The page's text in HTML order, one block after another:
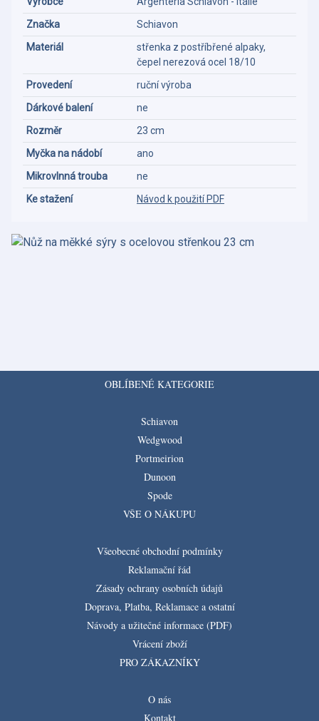
Značka
Schiavon
Materiál
střenka z postříbřené alpaky,
čepel nerezová ocel 18/10
Provedení
ruční výroba
Dárkové balení
ne
Rozměr
23 cm
Myčka na nádobí
ano
Mikrovlnná trouba
ne
Ke stažení
Návod k použití PDF
OBLÍBENÉ KATEGORIE
Schiavon
Wedgwood
Portmeirion
Dunoon
Spode
VŠE O NÁKUPU
Všeobecné obchodní podmínky
Reklamační řád
Zásady ochrany osobních údajů
Doprava, Platba, Reklamace a ostatní
Návody a užitečné informace (PDF)
Vrácení zboží
PRO ZÁKAZNÍKY
O nás
Kontakt